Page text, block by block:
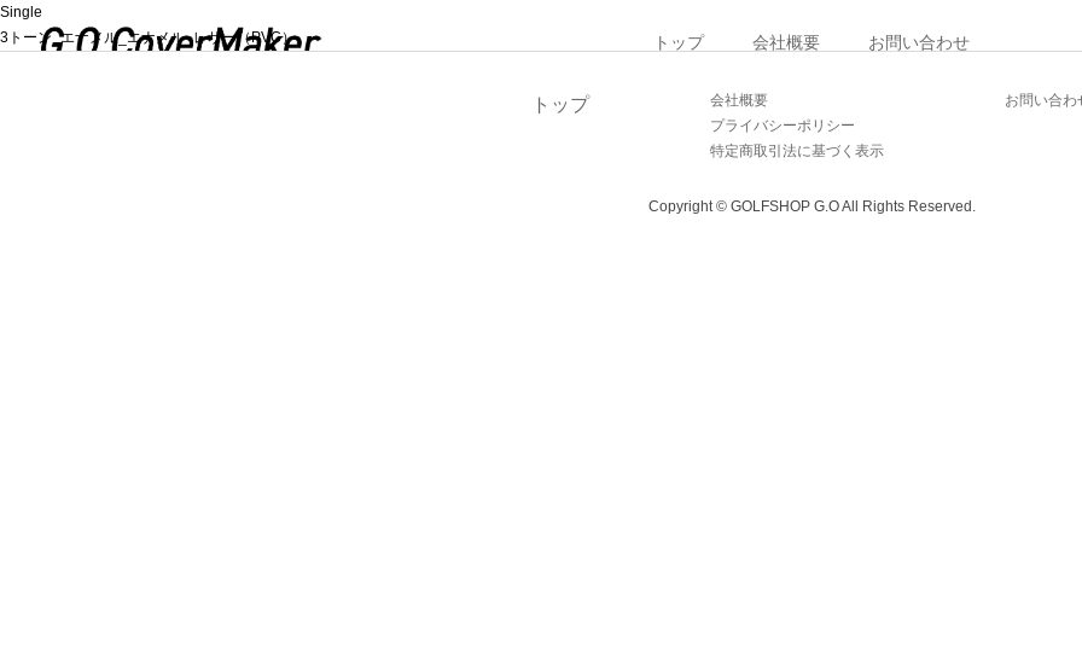
トップ 会社概要 お問い合わせ
Single
3トーン_エナメル_エナメル_レザー（PVC）
トップ
会社概要
プライバシーポリシー
特定商取引法に基づく表示
お問い合わ
Copyright © GOLFSHOP G.O All Rights Reserved.